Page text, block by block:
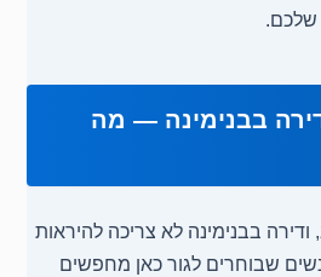
שלכם.
בבנימינה — מה
בבנימינה לא צריכה להיראות
שבוחרים לגור כאן מחפשים